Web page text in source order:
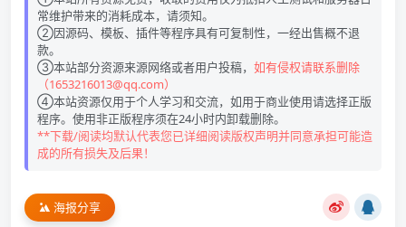
常维护带来的消耗成本，请须知。
②因源码、模板、插件等程序具有可复制性，一经出售概不退
款。
③本站部分资源来源网络或者用户投稿， 如有侵权请联系删除
（1653216013@qq.com）
④本站资源仅用于个人学习和交流，如用于商业使用请选择正版
程序。使用非正版程序须在24小时内卸载删除。
**下载/阅读均默认代表您已详细阅读版权声明并同意承担可能造
成的所有损失及后果！
海报分享